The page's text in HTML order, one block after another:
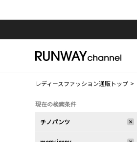
レディースファッション通販トップ
現在の検索条件
チノパンツ